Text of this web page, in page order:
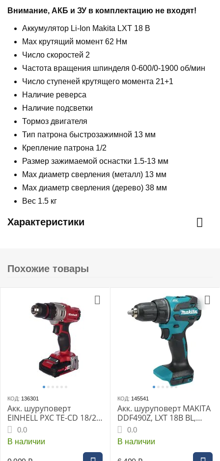
Внимание, АКБ и ЗУ в комплектацию не входят!
Аккумулятор Li-Ion Makita LXT 18 В
Max крутящий момент 62 Нм
Число скоростей 2
Частота вращения шпинделя 0-600/0-1900 об/мин
Число ступеней крутящего момента 21+1
Наличие реверса
Наличие подсветки
Тормоз двигателя
Тип патрона быстрозажимной 13 мм
Крепление патрона 1/2
Размер зажимаемой оснастки 1.5-13 мм
Max диаметр сверления (металл) 13 мм
Мах диаметр сверления (дерево) 38 мм
Вес 1.5 кг
Характеристики
Похожие товары
КОД: 136301
Акк. шуруповерт
EINHELL PXC TE-CD 18/2
Li, 18 В, 44 Нм, 20+1, 0-
350/1250 об/мин, БЗП 10
мм, 1.39 кг, кейс пласт.
0.0
В наличии
КОД: 145541
Акк. шуруповерт MAKITA
DDF490Z, LXT 18В BL,
XPT, 13 мм, 50/27 Нм,
без АКБ и З/У
0.0
В наличии